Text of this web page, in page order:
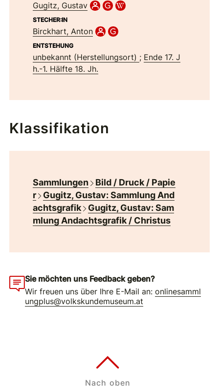
Gugitz, Gustav
STECHER:IN
Birckhart, Anton
ENTSTEHUNG
unbekannt (Herstellungsort) ; Ende 17. J
h.-1. Hälfte 18. Jh.
Klassifikation
Sammlungen
Bild / Druck / Papie
r
Gugitz, Gustav: Sammlung And
achtsgrafik
Gugitz, Gustav: Sam
mlung Andachtsgrafik / Christus
Sie möchten uns Feedback geben?
Wir freuen uns über Ihre E-Mail an:onlinesamml
ungplus@volkskundemuseum.at
Nach oben